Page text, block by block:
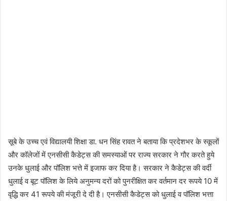
सूबे के उच्च एवं विद्यालयी शिक्षा डा. धन सिंह रावत ने बताया कि प्रदेशभर के स्कूलों
और कॉलेजों में एनसीसी कैडेट्स की समस्याओं पर राज्य सरकार ने गौर करते हुये
उनके धुलाई और पॉलिश भत्ते में इजाफ कर दिया है। सरकार ने कैडेट्स की वर्दी
धुलाई व बूट पॉलिश के लिये अनुमन्य दरों को पुनरीक्षित कर वर्तमान दर रूपये 10 में
वृद्धि कर 41 रूपये की मंजूरी दे दी है। एनसीसी कैडेट्स को धुलाई व पॉलिश भत्ता